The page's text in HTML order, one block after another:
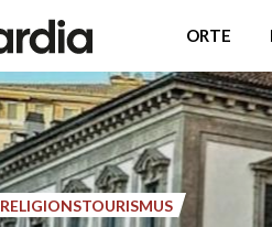
ORTE
RELIGIONSTOURISMUS